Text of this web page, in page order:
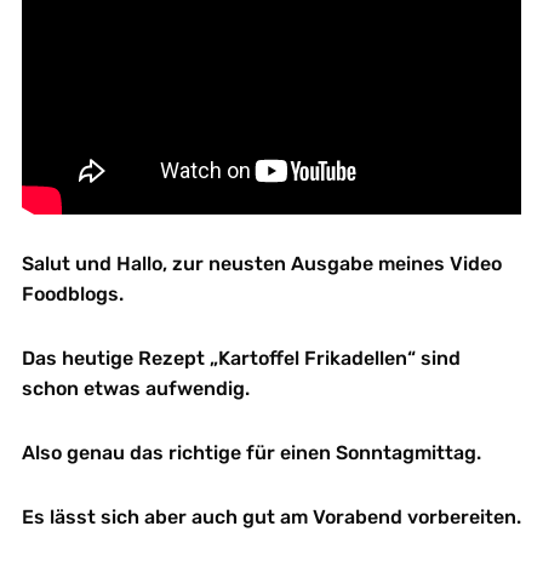
Salut und Hallo, zur neusten Ausgabe meines Video
Foodblogs.
Das heutige Rezept „Kartoffel Frikadellen“ sind
schon etwas aufwendig.
Also genau das richtige für einen Sonntagmittag.
Es lässt sich aber auch gut am Vorabend vorbereiten.